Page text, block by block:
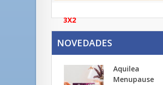
3X2
NOVEDADES
Aquilea
Menupause